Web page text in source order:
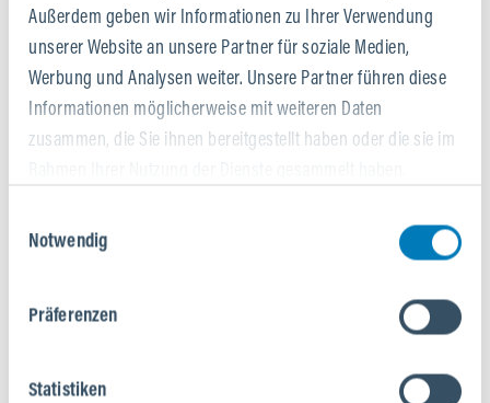
Außerdem geben wir Informationen zu Ihrer Verwendung
unserer Website an unsere Partner für soziale Medien,
Werbung und Analysen weiter. Unsere Partner führen diese
Informationen möglicherweise mit weiteren Daten
zusammen, die Sie ihnen bereitgestellt haben oder die sie im
Notwendig
Präferenzen
Statistiken
PROBIER'S AUS
Hol dir persönliche Beratung und vereinbare deinen
Testride.